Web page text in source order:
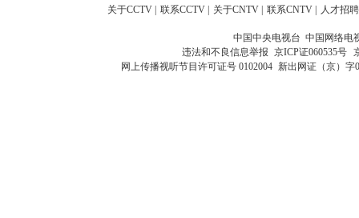
关于CCTV 联系CCTV 关于CNTV 联系CNTV 人才招聘
中国中央电视台 中国网络电
违法和不良信息举报 京ICP证060535号
网上传播视听节目许可证号 0102004 新出网证（京）